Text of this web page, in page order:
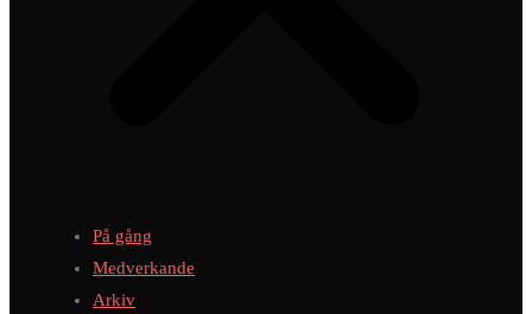
På gång
Medverkande
Arkiv